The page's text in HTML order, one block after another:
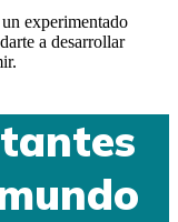
experimentado
a desarrollar